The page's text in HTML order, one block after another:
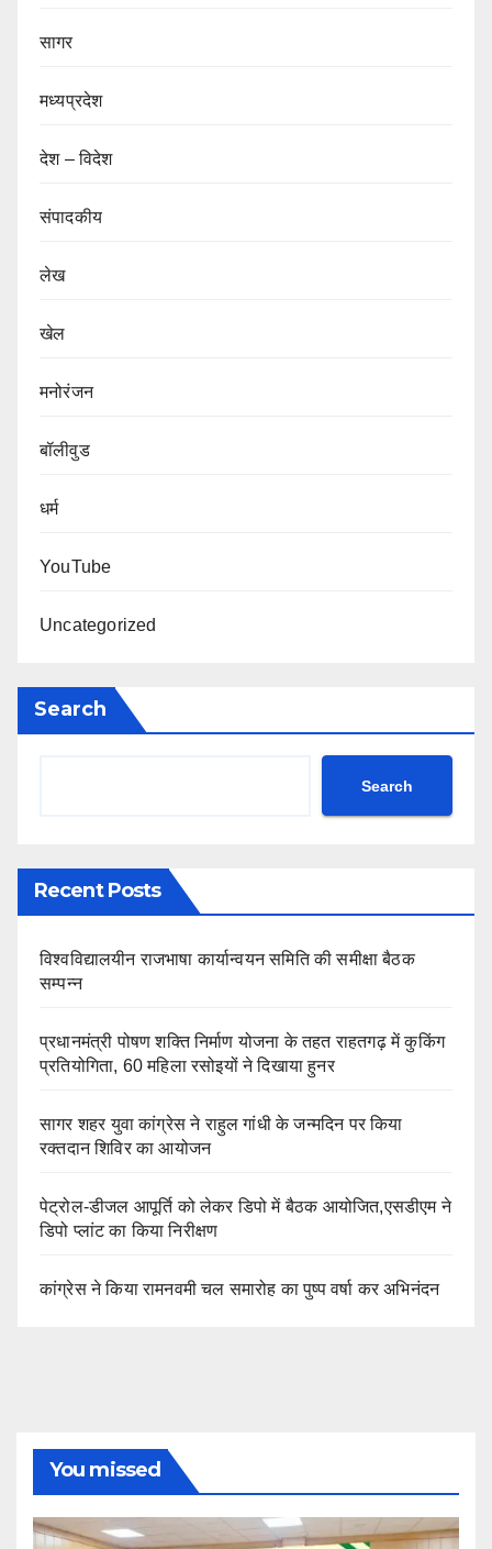
सागर
मध्यप्रदेश
देश – विदेश
संपादकीय
लेख
खेल
मनोरंजन
बॉलीवुड
धर्म
YouTube
Uncategorized
Search
Search
Recent Posts
विश्वविद्यालयीन राजभाषा कार्यान्वयन समिति की समीक्षा बैठक
सम्पन्न
प्रधानमंत्री पोषण शक्ति निर्माण योजना के तहत राहतगढ़ में कुकिंग
प्रतियोगिता, 60 महिला रसोइयों ने दिखाया हुनर
सागर शहर युवा कांग्रेस ने राहुल गांधी के जन्मदिन पर किया
रक्तदान शिविर का आयोजन
पेट्रोल-डीजल आपूर्ति को लेकर डिपो में बैठक आयोजित,एसडीएम ने
डिपो प्लांट का किया निरीक्षण
कांग्रेस ने किया रामनवमी चल समारोह का पुष्प वर्षा कर अभिनंदन
You missed